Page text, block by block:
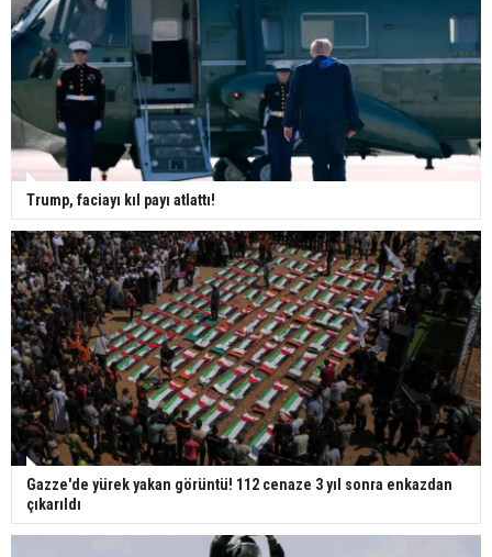
Trump, faciayı kıl payı atlattı!
Gazze'de yürek yakan görüntü! 112 cenaze 3 yıl sonra enkazdan
çıkarıldı